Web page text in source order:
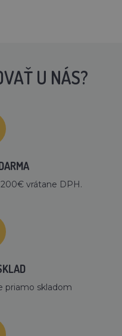
U NÁS?
vrátane DPH.
priamo skladom